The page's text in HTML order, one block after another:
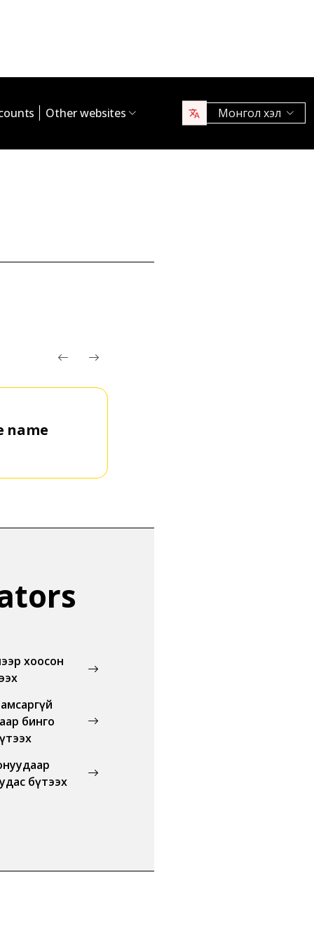
Other websites Монгол хэл
name
хоосон
бинго
бүтээх